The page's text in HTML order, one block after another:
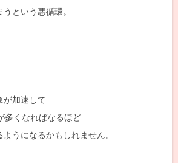
という悪循環。
が加速して
多くなればなるほど
うになるかもしれません。